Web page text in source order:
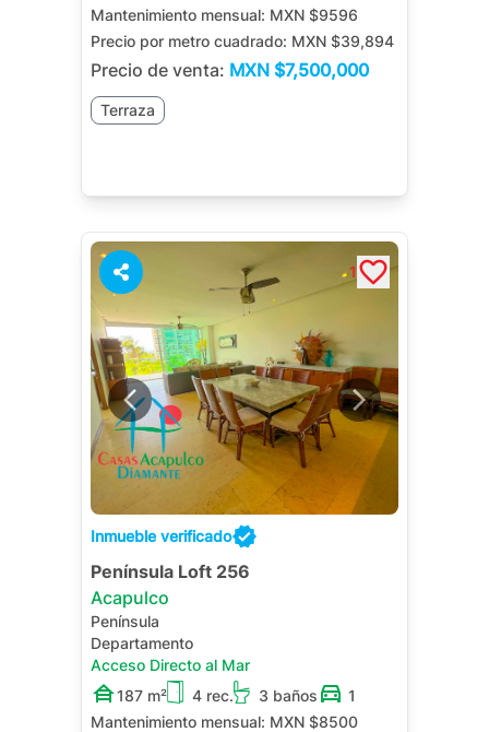
Mantenimiento mensual: MXN $9596
Precio por metro cuadrado: MXN $39,894
Precio de venta: MXN $7,500,000
Terraza
1
Inmueble verificado
Península Loft 256
Acapulco
Península
Departamento
Acceso Directo al Mar
187 m²
4 rec. 3 baños
1
Mantenimiento mensual: MXN $8500